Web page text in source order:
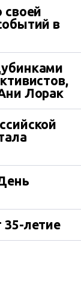
своей
в
Лорак
35-летие